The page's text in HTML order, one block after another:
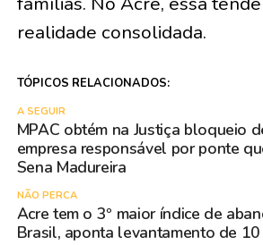
realidade consolidada.
TÓPICOS RELACIONADOS:
A SEGUIR
MPAC obtém na Justiça bloqueio
empresa responsável por ponte
Sena Madureira
NÃO PERCA
Acre tem o 3º maior índice de
Brasil, aponta levantamento de